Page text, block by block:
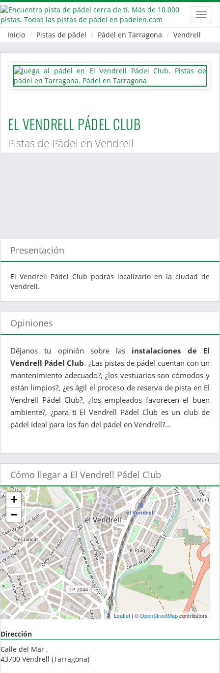
Inicio
Pistas de pádel Pádel en Tarragona Vendrell
EL VENDRELL PÁDEL CLUB
Pistas de Pádel en Vendrell
Presentación
El Vendrell Pádel Club podrás localizarlo en la ciudad de
Vendrell.
Opiniones
Déjanos tu opinión sobre las instalaciones de El
Vendrell Pádel Club. ¿Las pistas de pádel cuentan con un
mantenimiento adecuado?, ¿los vestuarios son cómodos y
están limpios?, ¿es ágil el proceso de reserva de pista en El
Vendrell Pádel Club?, ¿los empleados favorecen el buen
ambiente?, ¿para ti El Vendrell Pádel Club es un club de
pádel ideal para los fan del pádel en Vendrell?...
Cómo llegar a El Vendrell Pádel Club
+
−
Leaflet| ©OpenStreetMapcontributors
Dirección
Calle del Mar ,
43700 Vendrell (Tarragona)